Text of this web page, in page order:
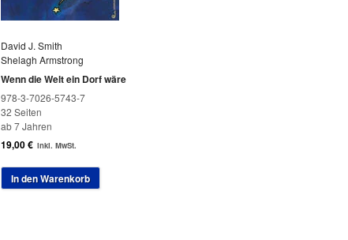
David J. Smith
Shelagh Armstrong
Wenn die Welt ein Dorf wäre
978-3-7026-5743-7
32 Seiten
ab 7 Jahren
19,00€ inkl. MwSt.
In den Warenkorb